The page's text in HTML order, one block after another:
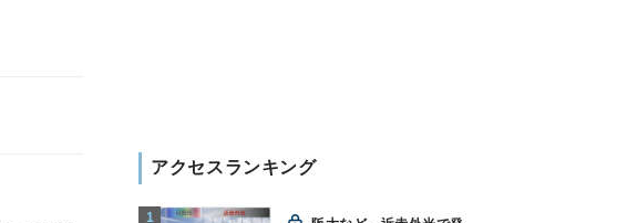
アクセスランキング